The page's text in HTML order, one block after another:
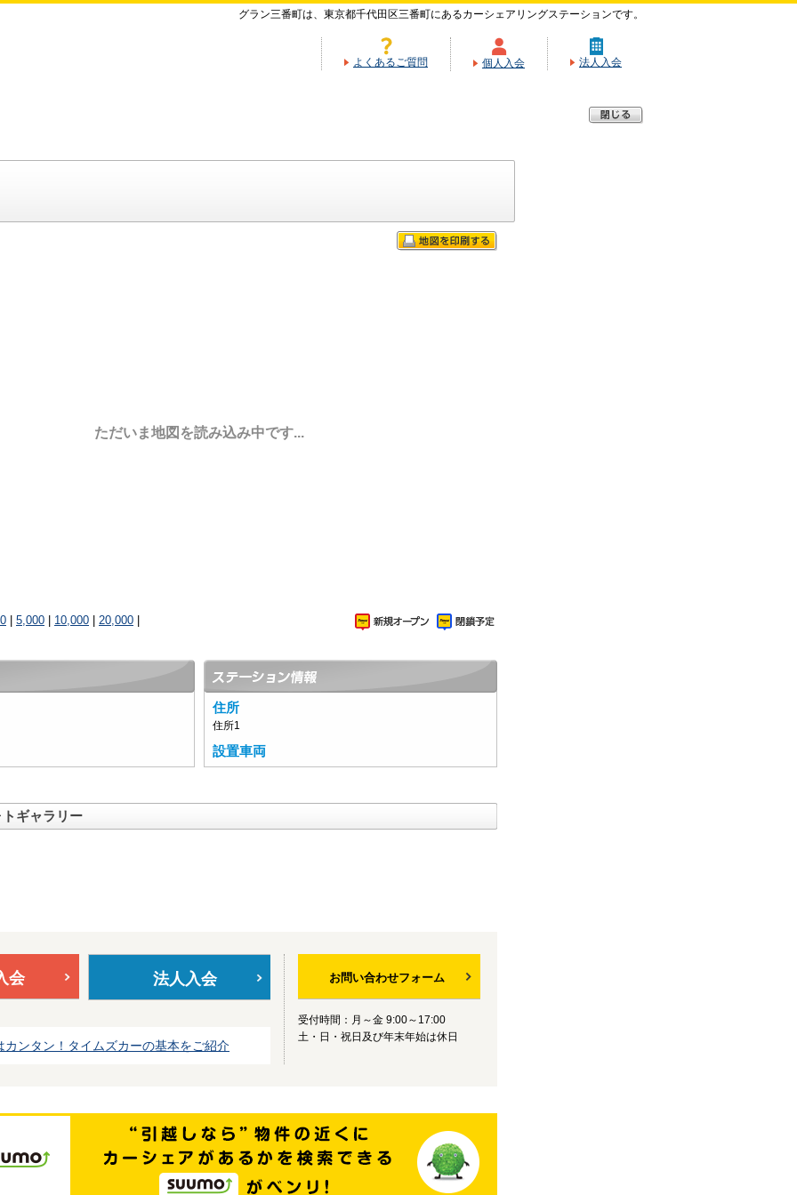
グラン三番町は、東京都千代田区三番町にあるカーシェアリングステーションです。
よくあるご質問 個人入会 法人入会
ただいま地図を読み込み中です...
5,000 10,000 20,000
住所
住所1
設置車両
ギャラリー
会 法人入会
カンタン！タイムズカーの基本をご紹介
お問い合わせフォーム
受付時間：月～金 9:00～17:00
土・日・祝日及び年末年始は休日